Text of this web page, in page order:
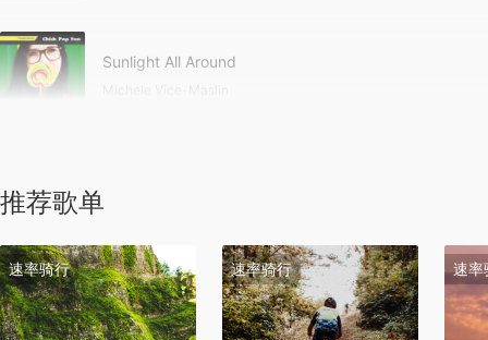
Sunlight All Around
推荐歌单
速率骑行 速率骑行 速率